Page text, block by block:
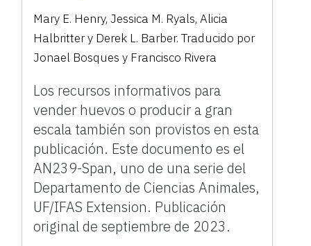
Mary E. Henry, Jessica M. Ryals, Alicia
Halbritter y Derek L. Barber. Traducido por
Jonael Bosques y Francisco Rivera
Los recursos informativos para
vender huevos o producir a gran
escala también son provistos en esta
publicación. Este documento es el
AN239-Span, uno de una serie del
Departamento de Ciencias Animales,
UF/IFAS Extension. Publicación
original de septiembre de 2023.